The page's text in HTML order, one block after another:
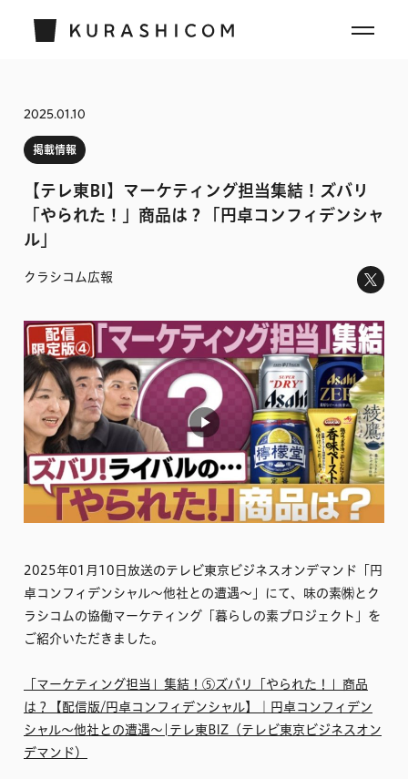
2025.01.10
掲載情報
【テレ東BI】マーケティング担当集結！ズバリ
「やられた！」商品は？「円卓コンフィデンシャ
ル」
クラシコム広報
2025年01月10日放送のテレビ東京ビジネスオンデマンド「円
卓コンフィデンシャル～他社との遭遇～」にて、味の素㈱とク
ラシコムの協働マーケティング「暮らしの素プロジェクト」を
ご紹介いただきました。
「マーケティング担当」集結！⑤ズバリ「やられた！」商品
は？【配信版/円卓コンフィデンシャル】｜円卓コンフィデン
シャル～他社との遭遇～|テレ東BIZ（テレビ東京ビジネスオン
デマンド）